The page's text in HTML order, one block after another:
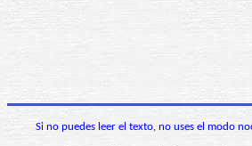
Si no puedes leer el texto, no uses el modo